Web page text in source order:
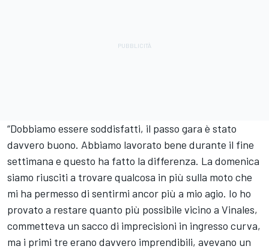
“Dobbiamo essere soddisfatti, il passo gara è stato
davvero buono. Abbiamo lavorato bene durante il fine
settimana e questo ha fatto la differenza. La domenica
siamo riusciti a trovare qualcosa in più sulla moto che
mi ha permesso di sentirmi ancor più a mio agio. Io ho
provato a restare quanto più possibile vicino a Vinales,
commetteva un sacco di imprecisioni in ingresso curva,
ma i primi tre erano davvero imprendibili, avevano un